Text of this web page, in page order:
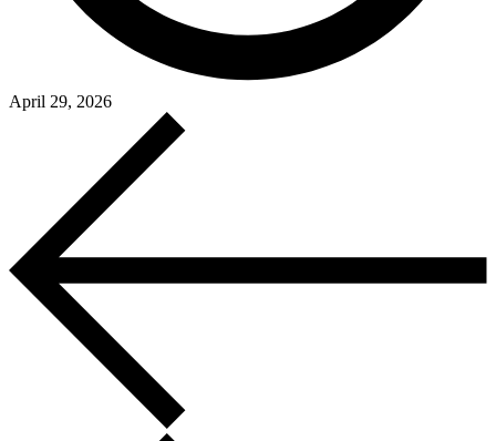
April 29, 2026